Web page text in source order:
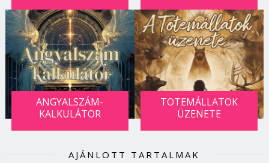
ANGYALSZÁM-
KALKULÁTOR
TOTEMÁLLATOK
ÜZENETE
AJÁNLOTT TARTALMAK